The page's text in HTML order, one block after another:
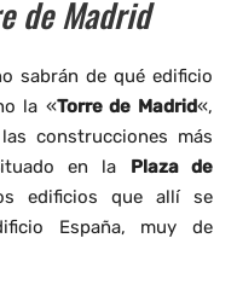
de Madrid
sabrán de qué edificio
la «Torre de Madrid«,
construcciones más
en la Plaza de
edificios que allí se
España, muy de